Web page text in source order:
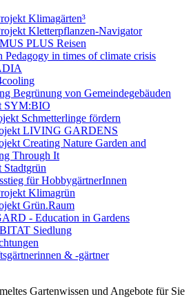
Klimagärten³
Kletterpflanzen-Navigator
PLUS Reisen
Pedagogy in times of climate crisis
Begrünung von Gemeindegebäuden
SYM:BIO
Schmetterlinge fördern
LIVING GARDENS
Creating Nature Garden and
Through It
Stadtgrün
für HobbygärtnerInnen
Klimagrün
Grün.Raum
- Education in Gardens
Siedlung
& -gärtner
Gartenwissen und Angebote für Sie